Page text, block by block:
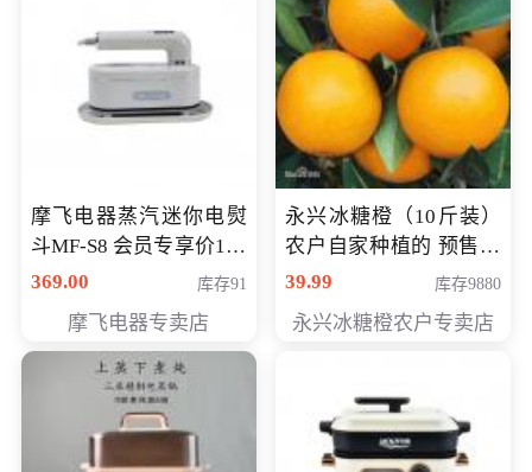
摩飞电器蒸汽迷你电熨
斗MF-S8 会员专享价168
元
369.00 库存91
摩飞电器专卖店
永兴冰糖橙（10斤装）
农户自家种植的 预售10
万斤 会员包邮专享价
39.99 库存9880
永兴冰糖橙农户专卖店